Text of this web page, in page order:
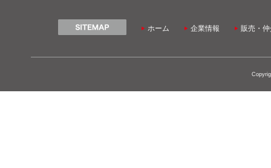
ホーム 企業情報 販売・